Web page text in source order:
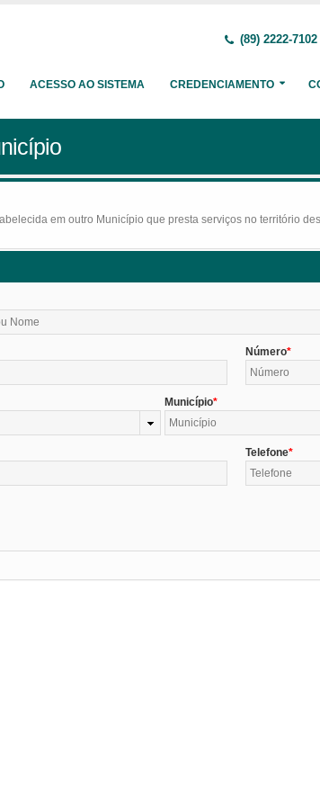
(89) 2222-7102
ACESSO AO SISTEMA CREDENCIAMENTO
em outro Município que presta serviços no território
Número
Município
Telefone